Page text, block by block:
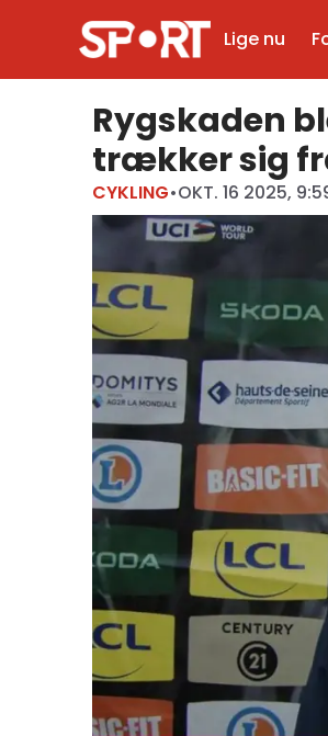
Lige nu
Rygskaden
trækker sig
CYKLING•OKT. 16 2025,